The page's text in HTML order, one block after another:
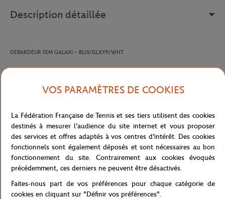
Description détaillée
DEBARDEUR FEM GALAXI – BLUI/GLXYP/WHT
Caractéristiques
Livraison et retours
VOS PARAMÈTRES DE COOKIES
La Fédération Française de Tennis et ses tiers utilisent des cookies
destinés à mesurer l'audience du site internet et vous proposer
des services et offres adaptés à vos centres d'intérêt. Des cookies
fonctionnels sont également déposés et sont nécessaires au bon
fonctionnement du site. Contrairement aux cookies évoqués
précédemment, ces derniers ne peuvent être désactivés.
Faites-nous part de vos préférences pour chaque catégorie de
cookies en cliquant sur "Définir vos préférences".